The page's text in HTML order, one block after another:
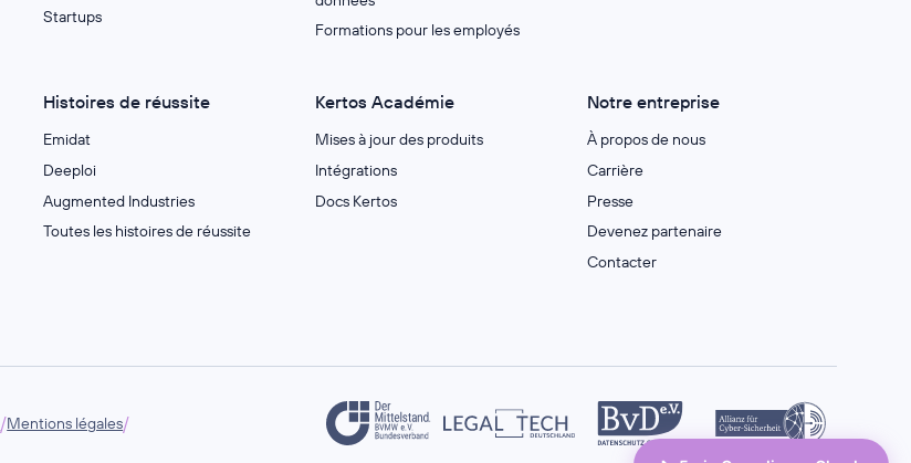
Startups
Formations pour les employés
Histoires de réussite
Emidat
Deeploi
Augmented Industries
Toutes les histoires de réussite
Kertos Académie
Mises à jour des produits
Intégrations
Docs Kertos
Notre entreprise
À propos de nous
Carrière
Presse
Devenez partenaire
Contacter
/Mentions légales/